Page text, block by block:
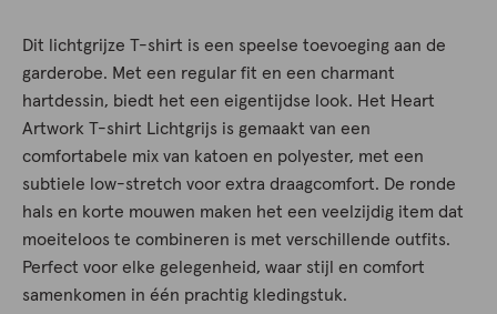
Dit lichtgrijze T-shirt is een speelse toevoeging aan de
garderobe. Met een regular fit en een charmant
hartdessin, biedt het een eigentijdse look. Het Heart
Artwork T-shirt Lichtgrijs is gemaakt van een
comfortabele mix van katoen en polyester, met een
subtiele low-stretch voor extra draagcomfort. De ronde
hals en korte mouwen maken het een veelzijdig item dat
moeiteloos te combineren is met verschillende outfits.
Perfect voor elke gelegenheid, waar stijl en comfort
samenkomen in één prachtig kledingstuk.